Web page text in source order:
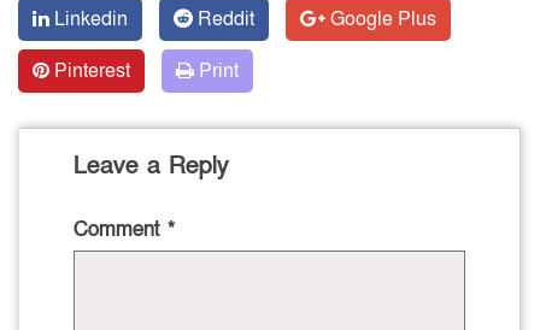
Linkedin
Reddit
Google Plus
Pinterest
Print
Leave a Reply
Comment *